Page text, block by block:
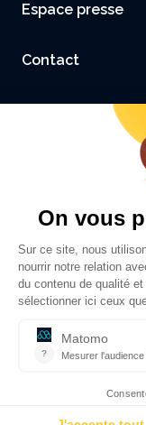
Espace presse
Contact
Accessibilité :
Mentions
Politique de